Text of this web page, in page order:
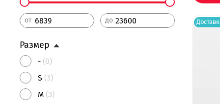
от до
Размер
- (0)
S (3)
M (3)